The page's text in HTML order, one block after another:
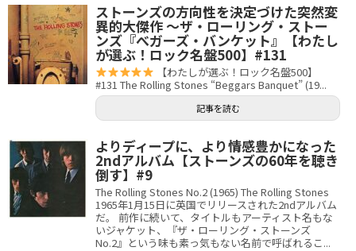
ストーンズの方向性を決定づけた突然変
異的大傑作 〜ザ・ローリング・ストー
ンズ『べガーズ・バンケット』【わたし
が選ぶ！ロック名盤500】#131
【わたしが選ぶ！ロック名盤500】
#131 The Rolling Stones “Beggars Banquet” (19...
記事を読む
よりディープに、より情感豊かになった
2ndアルバム【ストーンズの60年を聴き
倒す】#9
The Rolling Stones No.2 (1965) The Rolling Stones
1965年1月15日に英国でリリースされた2ndアルバム
だ。 前作に続いて、タイトルもアーティスト名もな
いジャケット、『ザ・ローリング・ストーンズ
No.2』という味も素っ気もない名前で呼ばれるこ...